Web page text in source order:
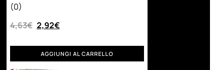
(0)
4,63€ 2,92€
AGGIUNGI AL CARRELLO